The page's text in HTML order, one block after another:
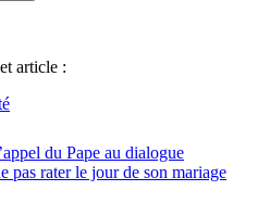
article :
du Pape au dialogue
pas rater le jour de son mariage